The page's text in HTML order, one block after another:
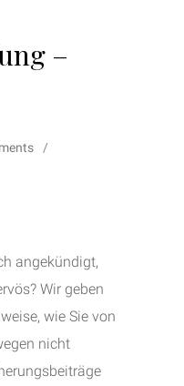
–
/
angekündigt,
Wir geben
wie Sie von
nicht